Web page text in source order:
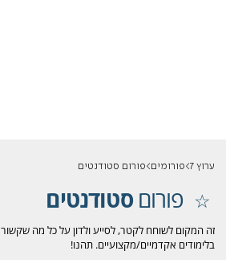
ערוץ 7 פורומים פורום סטודנטים
פורוםסטודנטים
זה המקום לשוחח לקטר, לסייע ולדון על כל מה שקשור
בלימודים אקדמיים/מקצועיים. תהנו!